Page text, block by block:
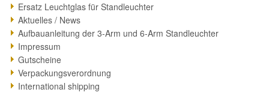
Ersatz Leuchtglas für Standleuchter
Aktuelles / News
Aufbauanleitung der 3-Arm und 6-Arm Standleuchter
Impressum
Gutscheine
Verpackungsverordnung
International shipping